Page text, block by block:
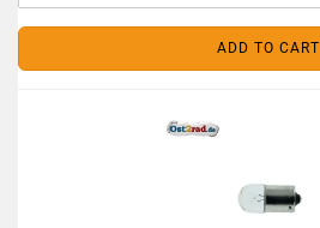
ADD TO CART